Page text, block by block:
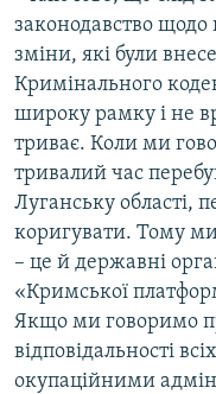
законодавство щодо
зміни, які були
Кримінального
широку рамку і не
триває. Коли ми
тривалий час
Луганську області,
коригувати. Тому
– це й державні
«Кримської
Якщо ми говоримо
відповідальності
окупаційними